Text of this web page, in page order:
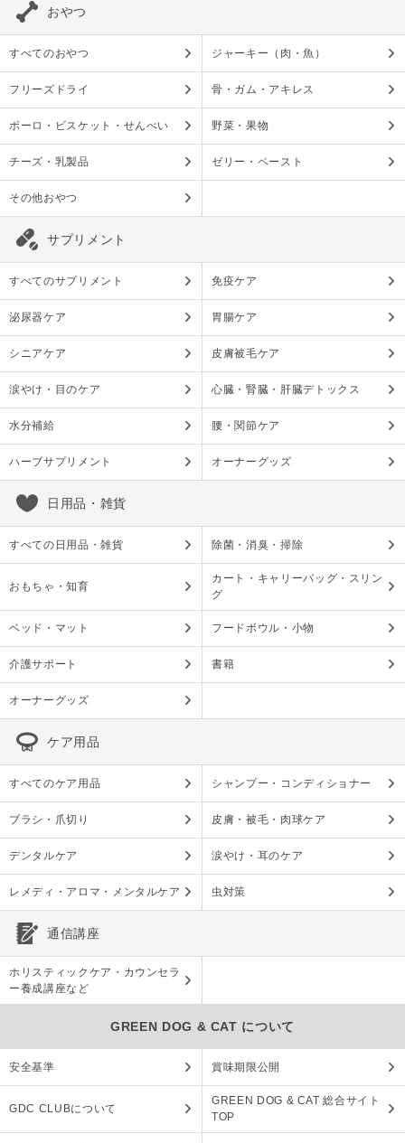
おやつ
すべてのおやつ ジャーキー（肉・魚）
フリーズドライ 骨・ガム・アキレス
ボーロ・ビスケット・せんべい 野菜・果物
チーズ・乳製品 ゼリー・ペースト
その他おやつ
サプリメント
すべてのサプリメント 免疫ケア
泌尿器ケア 胃腸ケア
シニアケア 皮膚被毛ケア
涙やけ・目のケア 心臓・腎臓・肝臓デトックス
水分補給 腰・関節ケア
ハーブサプリメント オーナーグッズ
日用品・雑貨
すべての日用品・雑貨 除菌・消臭・掃除
おもちゃ・知育
カート・キャリーバッグ・スリン
グ
ベッド・マット フードボウル・小物
介護サポート 書籍
オーナーグッズ
ケア用品
すべてのケア用品 シャンプー・コンディショナー
ブラシ・爪切り 皮膚・被毛・肉球ケア
デンタルケア 涙やけ・耳のケア
レメディ・アロマ・メンタルケア 虫対策
通信講座
ホリスティックケア・カウンセラ
ー養成講座など
GREEN DOG & CAT について
安全基準 賞味期限公開
GDC CLUBについて
GREEN DOG & CAT 総合サイト
TOP